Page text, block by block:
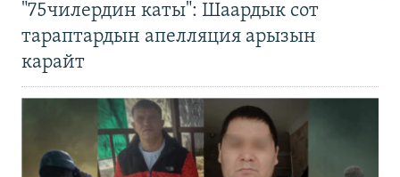
"75чилердин каты": Шаардык сот
тараптардын апелляция арызын
карайт